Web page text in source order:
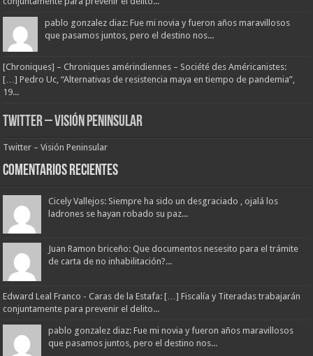
pablo gonzalez diaz: Fue mi novia y fueron años maravillosos
que pasamos juntos, pero el destino nos...
[Chroniques] – Chroniques amérindiennes – Société des Américanistes:
[…] Pedro Uc, “Alternativas de resistencia maya en tiempo de pandemia”,
19...
Twitter – Visión Peninsular
Twitter – Visión Peninsular
Comentarios Recientes
Cicely Vallejos: Siempre ha sido un desgraciado , ojalá los
ladrones se hayan robado su paz...
Juan Ramon briceño: Que documentos nesesito para el trámite
de carta de no inhabilitación?...
Edward Leal Franco - Caras de la Estafa: […] Fiscalía y Titeradas trabajarán
conjuntamente para prevenir el delito...
pablo gonzalez diaz: Fue mi novia y fueron años maravillosos
que pasamos juntos, pero el destino nos...